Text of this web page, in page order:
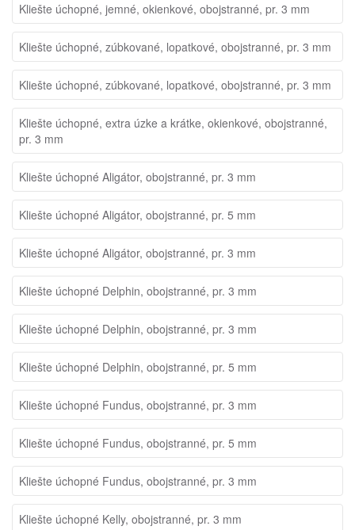
Kliešte úchopné, jemné, okienkové, obojstranné, pr. 3 mm
Kliešte úchopné, zúbkované, lopatkové, obojstranné, pr. 3 mm
Kliešte úchopné, zúbkované, lopatkové, obojstranné, pr. 3 mm
Kliešte úchopné, extra úzke a krátke, okienkové, obojstranné,
pr. 3 mm
Kliešte úchopné Aligátor, obojstranné, pr. 3 mm
Kliešte úchopné Aligátor, obojstranné, pr. 5 mm
Kliešte úchopné Aligátor, obojstranné, pr. 3 mm
Kliešte úchopné Delphin, obojstranné, pr. 3 mm
Kliešte úchopné Delphin, obojstranné, pr. 3 mm
Kliešte úchopné Delphin, obojstranné, pr. 5 mm
Kliešte úchopné Fundus, obojstranné, pr. 3 mm
Kliešte úchopné Fundus, obojstranné, pr. 5 mm
Kliešte úchopné Fundus, obojstranné, pr. 3 mm
Kliešte úchopné Kelly, obojstranné, pr. 3 mm